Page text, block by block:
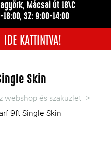
Mácsai út 18\C
SZ: 9:00-14:00
KATTINTVA!
Skin
webshop és szaküzlet >
9ft Single Skin